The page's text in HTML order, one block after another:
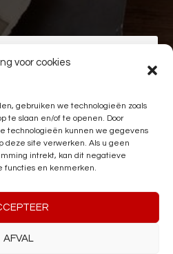
voor cookies
gebruiken we technologieën zoals
te slaan en/of te openen. Door
technologieën kunnen we gegevens
deze site verwerken. Als u geen
intrekt, kan dit negatieve
functies en kenmerken.
AFVAL